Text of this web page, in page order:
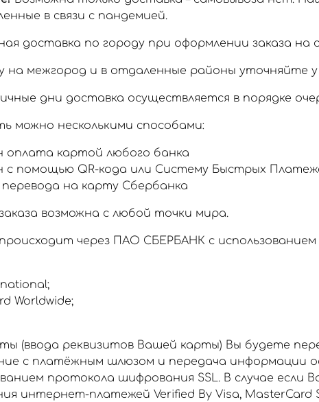
в связи с пандемией.
доставка по городу при оформлении заказа на
на межгород и в отдаленные районы уточняйте
дни доставка осуществляется в порядке
можно несколькими способами:
оплата картой любого банка
с помощью QR-кода или Систему Быстрых
на карту Сбербанка
возможна с любой точки мира.
через ПАО СБЕРБАНК с
Worldwide;
(ввода реквизитов Вашей карты) Вы будете
с платёжным шлюзом и передача информации
протокола шифрования SSL. В случае
интернет-платежей Verified By Visa, MasterCard